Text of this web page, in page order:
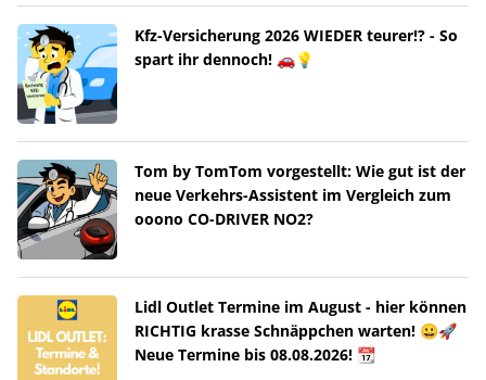
Kfz-Versicherung 2026 WIEDER teurer!? - So
spart ihr dennoch! 🚗💡
Tom by TomTom vorgestellt: Wie gut ist der
neue Verkehrs-Assistent im Vergleich zum
ooono CO-DRIVER NO2?
Lidl Outlet Termine im August - hier können
RICHTIG krasse Schnäppchen warten! 😀🚀
Neue Termine bis 08.08.2026! 📆